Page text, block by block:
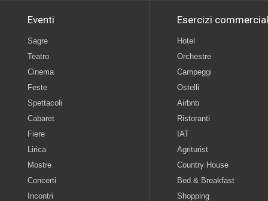
Eventi
Sagre
Teatro
Cinema
Feste
Spettacoli
Cabaret
Fiere
Lirica
Mostre
Concerti
Incontri
Esercizi
Hotel
Orchestre
Campeggi
Ostelli
Airbnb
Ristoranti
IAT
Agriturist
Country House
Bed & Breakfast
Shopping